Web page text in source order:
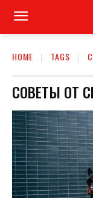
HOME TAGS
СОВЕТЫ ОТ